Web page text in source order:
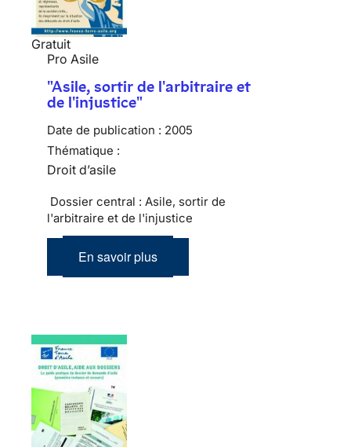
Gratuit
Pro Asile
"Asile, sortir de l'arbitraire et
de l'injustice"
Date de publication : 2005
Thématique :
Droit d’asile
Dossier central : Asile, sortir de
l'arbitraire et de l'injustice
En savoir plus